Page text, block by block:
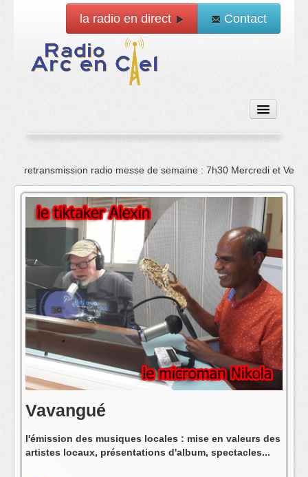
la radio en direct Contact
Accueil
Emissions
News
Vidéo
La radio
L'équipe
retransmission radio messe de semaine : 7h30 Mercredi et
Vavangué
l'émission des musiques locales : mise en valeurs des
artistes locaux, présentations d'album, spectacles...